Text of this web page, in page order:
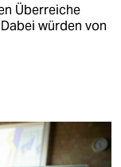
Überreiche
würden von